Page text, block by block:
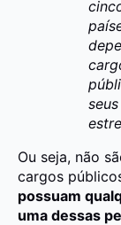
Ou seja, não
cargos
possuam
uma dessas